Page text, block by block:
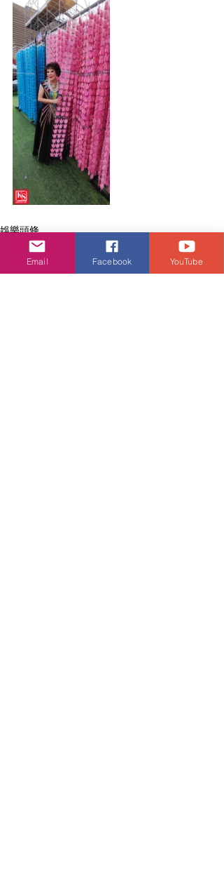
娛樂頭條
Email Facebook YouTube